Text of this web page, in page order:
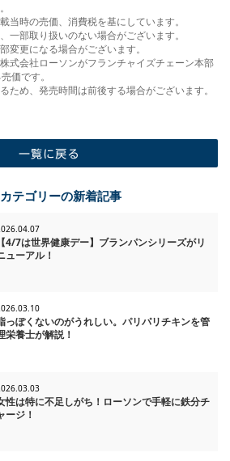
当時の売価、消費税を基にしています。
一部取り扱いのない場合がございます。
更になる場合がございます。
式会社ローソンがフランチャイズチェーン本部
価です。
ため、発売時間は前後する場合がございます。
テゴリーの新着記事
【4/7は世界健康デー】ブランパンシリーズがリ
ューアル！
っぽくないのがうれしい。パリパリチキンを管
栄養士が解説！
性は特に不足しがち！ローソンで手軽に鉄分チ
ージ！